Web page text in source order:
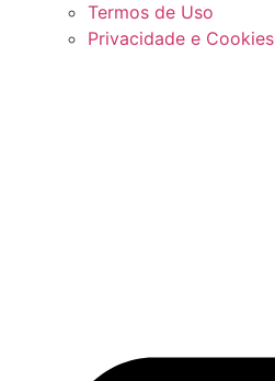
Termos de Uso
Privacidade e Cookies